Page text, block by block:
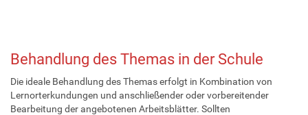
Behandlung des Themas in der Schule
Die ideale Behandlung des Themas erfolgt in Kombination von
Lernorterkundungen und anschließender oder vorbereitender
Bearbeitung der angebotenen Arbeitsblätter. Sollten